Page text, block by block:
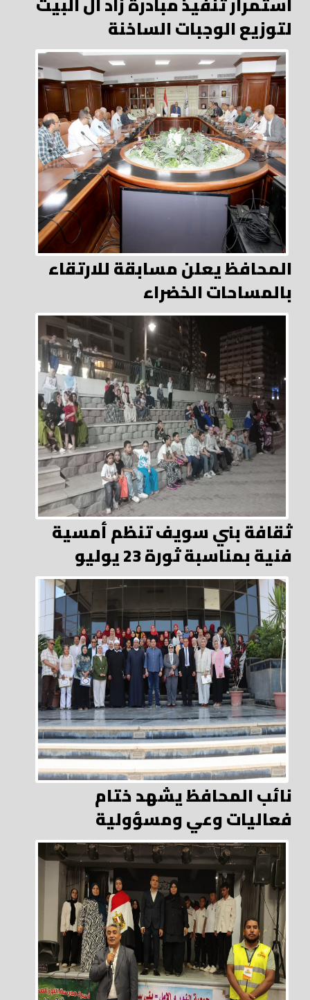
لتوزيع الوجبات الساخنة
المحافظ يعلن مسابقة للارتقاء
بالمساحات الخضراء
ثقافة بني سويف تنظم أمسية
فنية بمناسبة ثورة 23 يوليو
نائب المحافظ يشهد ختام
فعاليات وعي ومسؤولية